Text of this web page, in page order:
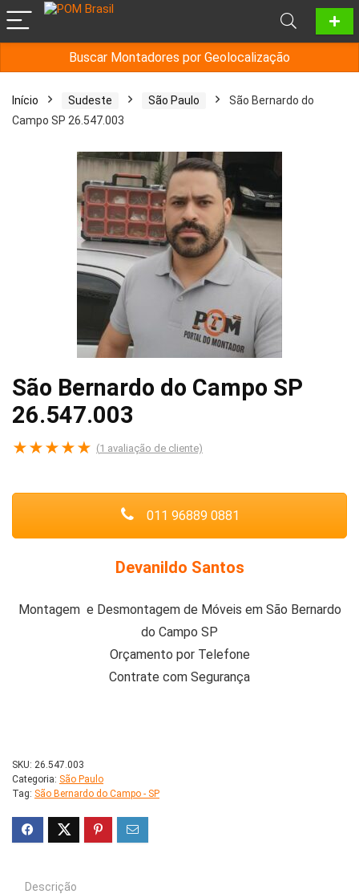
Buscar Montadores por Geolocalização
Início Sudeste São Paulo
São Bernardo do
Campo SP 26.547.003
São Bernardo do Campo SP
26.547.003
★★★★★ (1 avaliação de cliente)
011 96889 0881
Devanildo Santos
Montagem e Desmontagem de Móveis em São Bernardo
do Campo SP
Orçamento por Telefone
Contrate com Segurança
SKU: 26.547.003
Categoria: São Paulo
Tag: São Bernardo do Campo - SP
Descrição